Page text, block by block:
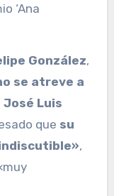
‘Ana
González,
se atreve a
José Luis
que su
,